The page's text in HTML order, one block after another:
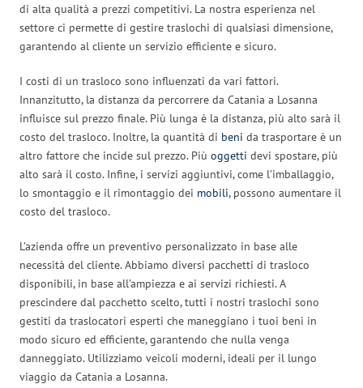
di alta qualità a prezzi competitivi. La nostra esperienza nel
settore ci permette di gestire traslochi di qualsiasi dimensione,
garantendo al cliente un servizio efficiente e sicuro.
I costi di un trasloco sono influenzati da vari fattori.
Innanzitutto, la distanza da percorrere da Catania a Losanna
influisce sul prezzo finale. Più lunga è la distanza, più alto sarà il
costo del trasloco. Inoltre, la quantità di beni da trasportare è un
altro fattore che incide sul prezzo. Più oggetti devi spostare, più
alto sarà il costo. Infine, i servizi aggiuntivi, come l’imballaggio,
lo smontaggio e il rimontaggio dei mobili, possono aumentare il
costo del trasloco.
L’azienda offre un preventivo personalizzato in base alle
necessità del cliente. Abbiamo diversi pacchetti di trasloco
disponibili, in base all’ampiezza e ai servizi richiesti. A
prescindere dal pacchetto scelto, tutti i nostri traslochi sono
gestiti da traslocatori esperti che maneggiano i tuoi beni in
modo sicuro ed efficiente, garantendo che nulla venga
danneggiato. Utilizziamo veicoli moderni, ideali per il lungo
viaggio da Catania a Losanna.